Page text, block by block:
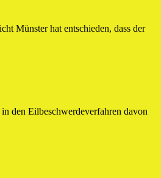
Münster hat entschieden, dass der
den Eilbeschwerdeverfahren davon